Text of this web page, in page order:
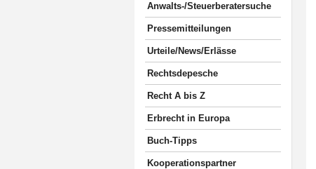
Anwalts-/Steuerberatersuche
Pressemitteilungen
Urteile/News/Erlässe
Rechtsdepesche
Recht A bis Z
Erbrecht in Europa
Buch-Tipps
Kooperationspartner